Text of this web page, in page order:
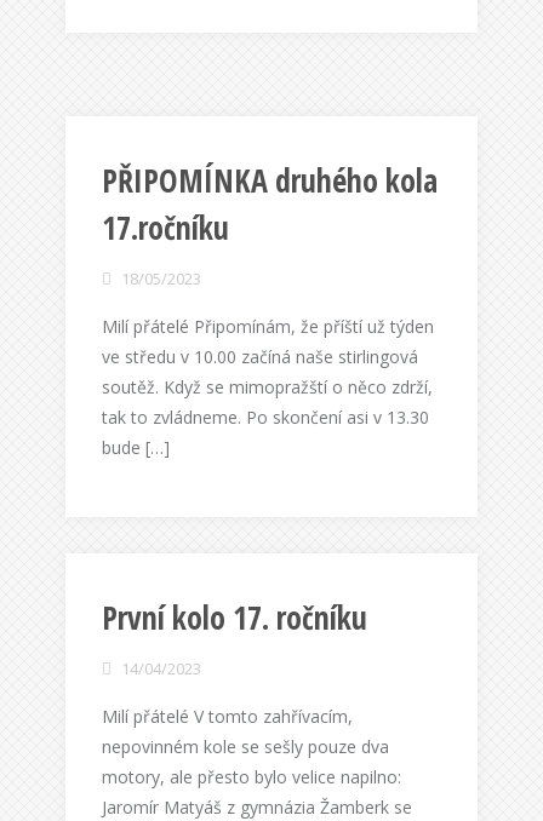
PŘIPOMÍNKA druhého kola
17.ročníku
18/05/2023
Milí přátelé Připomínám, že příští už týden
ve středu v 10.00 začíná naše stirlingová
soutěž. Když se mimopražští o něco zdrží,
tak to zvládneme. Po skončení asi v 13.30
bude […]
První kolo 17. ročníku
14/04/2023
Milí přátelé V tomto zahřívacím,
nepovinném kole se sešly pouze dva
motory, ale přesto bylo velice napilno:
Jaromír Matyáš z gymnázia Žamberk se